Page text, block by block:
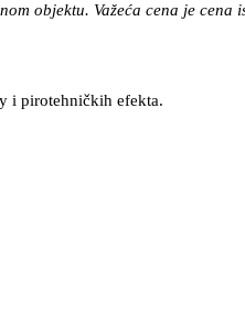
objektu. Važeća cena je cena
i pirotehničkih efekta.